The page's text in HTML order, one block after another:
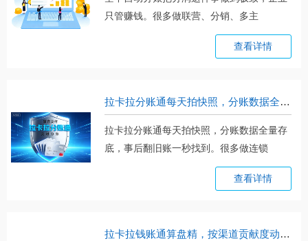
只管赚钱。很多做联营、分销、多主
查看详情
拉卡拉分账通每天拍快照，分账数据全量存底，事后翻旧账一秒找到
拉卡拉分账通每天拍快照，分账数据全量存
底，事后翻旧账一秒找到。很多做连锁
查看详情
拉卡拉钱账通算盘精，按渠道贡献度动态调系数，多劳多得没毛病